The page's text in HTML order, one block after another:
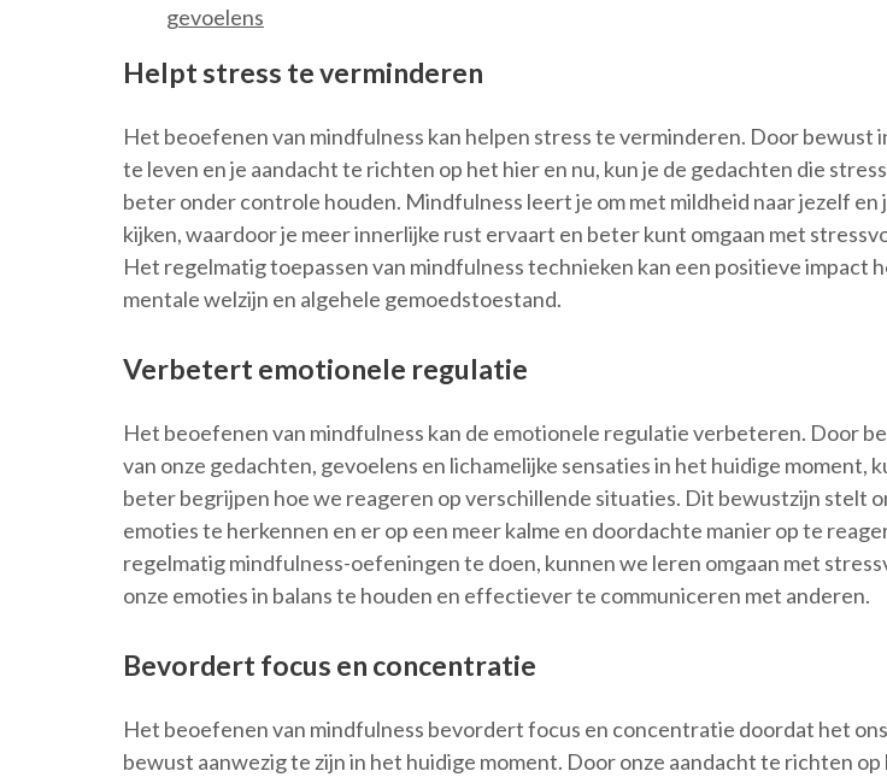
gevoelens
Helpt stress te verminderen
Het beoefenen van mindfulness kan helpen stress te verminderen. Door bewust
te leven en je aandacht te richten op het hier en nu, kun je de gedachten die
beter onder controle houden. Mindfulness leert je om met mildheid naar jezelf en
kijken, waardoor je meer innerlijke rust ervaart en beter kunt omgaan met
Het regelmatig toepassen van mindfulness technieken kan een positieve impact
mentale welzijn en algehele gemoedstoestand.
Verbetert emotionele regulatie
Het beoefenen van mindfulness kan de emotionele regulatie verbeteren. Door
van onze gedachten, gevoelens en lichamelijke sensaties in het huidige moment,
beter begrijpen hoe we reageren op verschillende situaties. Dit bewustzijn stelt
emoties te herkennen en er op een meer kalme en doordachte manier op te
regelmatig mindfulness-oefeningen te doen, kunnen we leren omgaan met
onze emoties in balans te houden en effectiever te communiceren met anderen.
Bevordert focus en concentratie
Het beoefenen van mindfulness bevordert focus en concentratie doordat het
bewust aanwezig te zijn in het huidige moment. Door onze aandacht te richten op